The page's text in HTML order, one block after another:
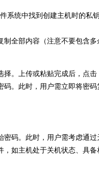
系统中找到创建主机时的私
制全部内容（注意不要包含
。上传或粘贴完成后，点
。此时，用户需立即将密
码。此时，用户需考虑通
如主机处于关机状态、具